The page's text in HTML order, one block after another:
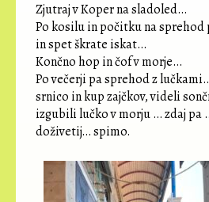
Zjutraj v Koper na sladoled…
Po kosilu in počitku na sprehod
in spet škrate iskat…
Končno hop in čof v morje…
Po večerji pa sprehod z
srnico in kup zajčkov, videli
izgubili lučko v morju … zdaj pa
doživetij… spimo.